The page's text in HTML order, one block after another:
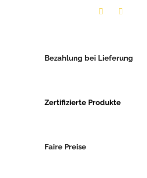
Bezahlung bei Lieferung
Zertifizierte Produkte
Faire Preise